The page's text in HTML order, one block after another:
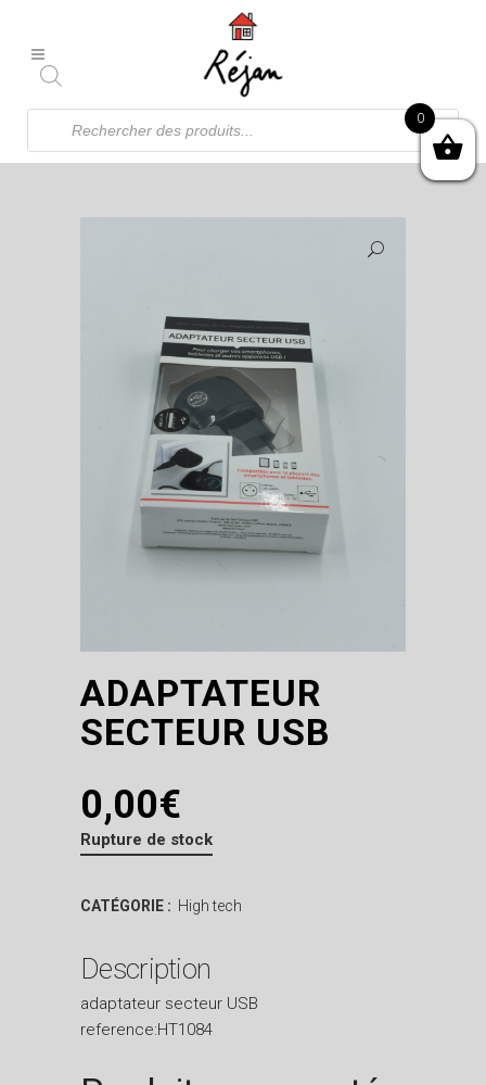
Recherche
produits
ADAPTATEUR
SECTEUR USB
0,00€
Rupture de stock
CATÉGORIE : High tech
Description
adaptateur secteur USB
reference:HT1084
0